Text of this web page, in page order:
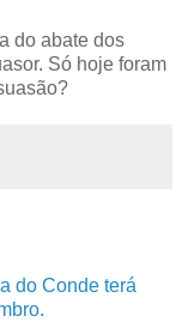
do abate dos
Só hoje foram
do Conde terá